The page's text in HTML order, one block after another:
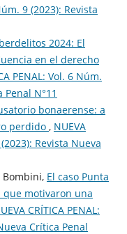
9 (2023): Revista
2024: El
en el derecho
PENAL: Vol. 6 Núm.
N°11
bonaerense: a
perdido , NUEVA
Revista Nueva
Bombini, El caso Punta
que motivaron una
CRÍTICA PENAL:
Crí­tica Penal